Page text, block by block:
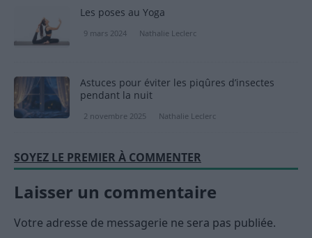
Les poses au Yoga
9 mars 2024 Nathalie Leclerc
Astuces pour éviter les piqûres d’insectes
pendant la nuit
2 novembre 2025 Nathalie Leclerc
SOYEZ LE PREMIER À COMMENTER
Laisser un commentaire
Votre adresse de messagerie ne sera pas publiée.